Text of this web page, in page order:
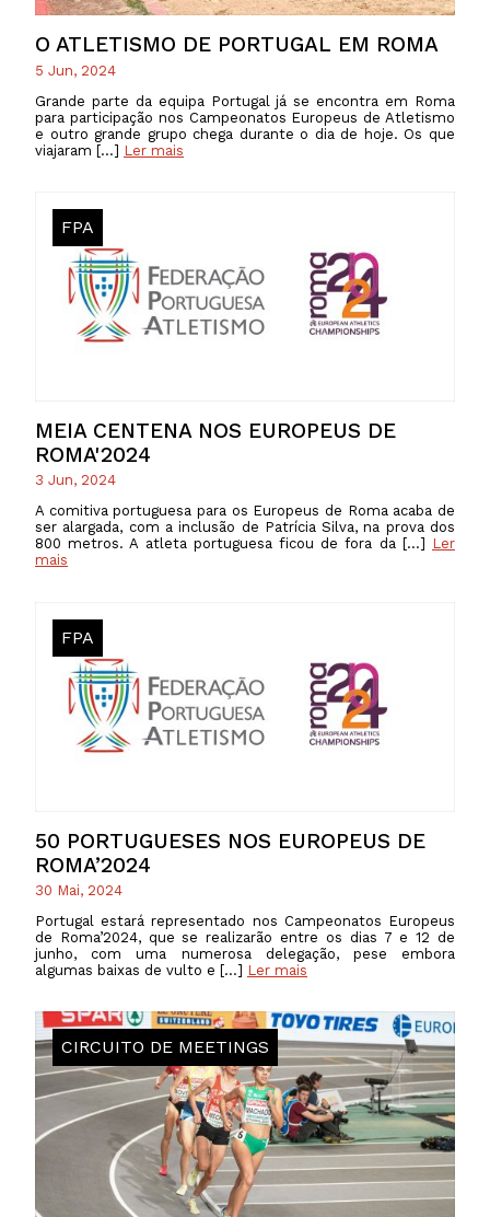
O ATLETISMO DE PORTUGAL EM ROMA
5 Jun, 2024
Grande parte da equipa Portugal já se encontra em Roma
para participação nos Campeonatos Europeus de Atletismo
e outro grande grupo chega durante o dia de hoje. Os que
viajaram […] Ler mais
MEIA CENTENA NOS EUROPEUS DE
ROMA'2024
FPA
3 Jun, 2024
A comitiva portuguesa para os Europeus de Roma acaba de
ser alargada, com a inclusão de Patrícia Silva, na prova dos
800 metros. A atleta portuguesa ficou de fora da […] Ler
mais
50 PORTUGUESES NOS EUROPEUS DE
ROMA’2024
FPA
30 Mai, 2024
Portugal estará representado nos Campeonatos Europeus
de Roma’2024, que se realizarão entre os dias 7 e 12 de
junho, com uma numerosa delegação, pese embora
algumas baixas de vulto e […] Ler mais
CIRCUITO DE MEETINGS